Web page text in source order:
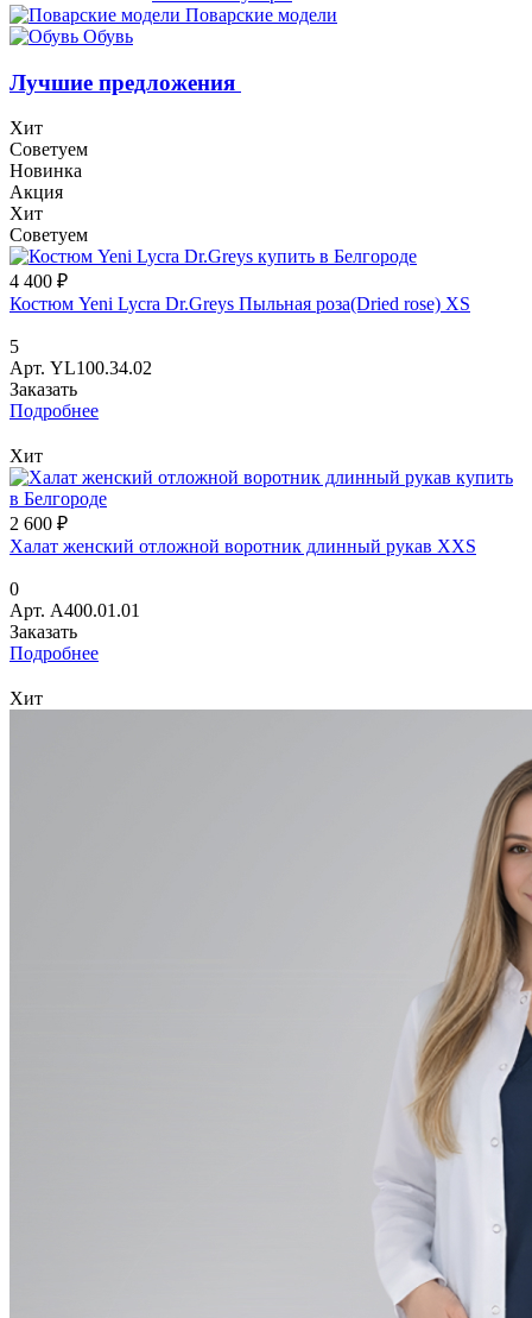
Поварские модели
Обувь
Лучшие предложения
Хит
Советуем
Новинка
Акция
Хит
Советуем
4 400 ₽
Костюм Yeni Lycra Dr.Greys Пыльная роза(Dried rose) XS
5
Арт. YL100.34.02
Заказать
Подробнее
Хит
2 600 ₽
Халат женский отложной воротник длинный рукав XXS
0
Арт. A400.01.01
Заказать
Подробнее
Хит